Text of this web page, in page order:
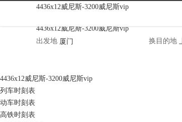
苏里南天气|苏里南天气预报|
4436x12威尼斯-3200威尼斯vip
4436x12威尼斯-3200威尼斯vip
出发地
换 目的地
4436x12威尼斯-3200威尼斯vip
列车时刻表
动车时刻表
高铁时刻表